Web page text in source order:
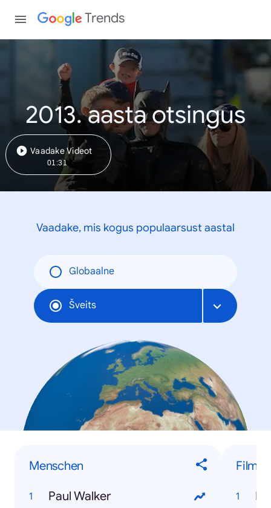
Trends
2013. aasta otsingus
Vaadake Videot
01:31
Vaadake, mis kogus populaarsust aastal
Globaalne
Šveits
Menschen
Paul Walker
Filme